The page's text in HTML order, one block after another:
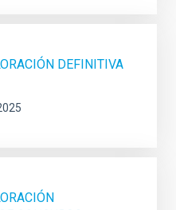
DEFINITIVA